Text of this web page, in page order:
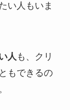
い人もいま
人 も、クリ
もできるの